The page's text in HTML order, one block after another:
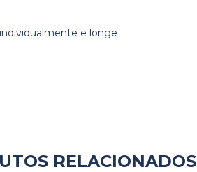
e longe
RELACIONADOS